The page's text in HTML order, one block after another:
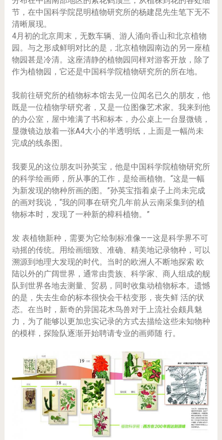
节，在中国科学院昆明植物研究所的杨建昆先生笔下无不
清晰展现。
4月初的北京周末，无数车辆、游人涌向香山和北京植物
园。与之形成鲜明对比的是，北京植物园南边的另一座植
物园甚是冷清。这座清静的植物园同样对游客开放，除了
作为植物园，它还是中国科学院植物研究所的所在地。
我前往研究所的植物标本馆去见一位闻名已久的朋友，他
既是一位植物学研究者，又是一位图像艺术家。我来到他
的办公室，屋中堆满了书和标本，办公桌上一台显微镜，
显微镜边放着一张A4大小的半透明纸，上面是一幅尚未
完成的线条图。
我要见的这位朋友叫孙英宝，他是中国科学院植物研究所
的科学绘画师，所从事的工作，是绘画植物。“这是一幅
为新发现的物种所画的图。”孙英宝指着桌子上尚未完成
的画对我说，“我的同事在研究几年前从云南采集到的植
物标本时，发现了一种新的樟科植物。”
发 表植物新种，需要为它绘制标准像——这是科学界不可
动摇的传统。用绘画细致、准确、精美地记录物种，可以
溯源到地理大发现的时代。当时的欧洲人不断地探索 欧
陆以外的广阔世界，通常由贵族、科学家、商人组成的舰
队到世界各地去测量、贸易，同时收集动植物标本。遗憾
的是，失去生命的标本很快会干枯变形，丧失鲜 活的状
态。在当时，新奇的异国花木鸟兽对于上流社会颇具魅
力，为了能够以更加忠实记录的方式去描绘这些未知物种
的模样，探险队逐渐开始聘请专业的画师随 行。